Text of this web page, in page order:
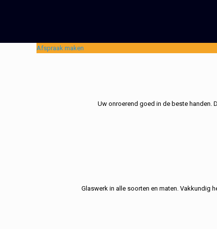
Afspraak maken
Uw onroerend goed in de beste handen.
Glaswerk in alle soorten en maten. Vakkundig